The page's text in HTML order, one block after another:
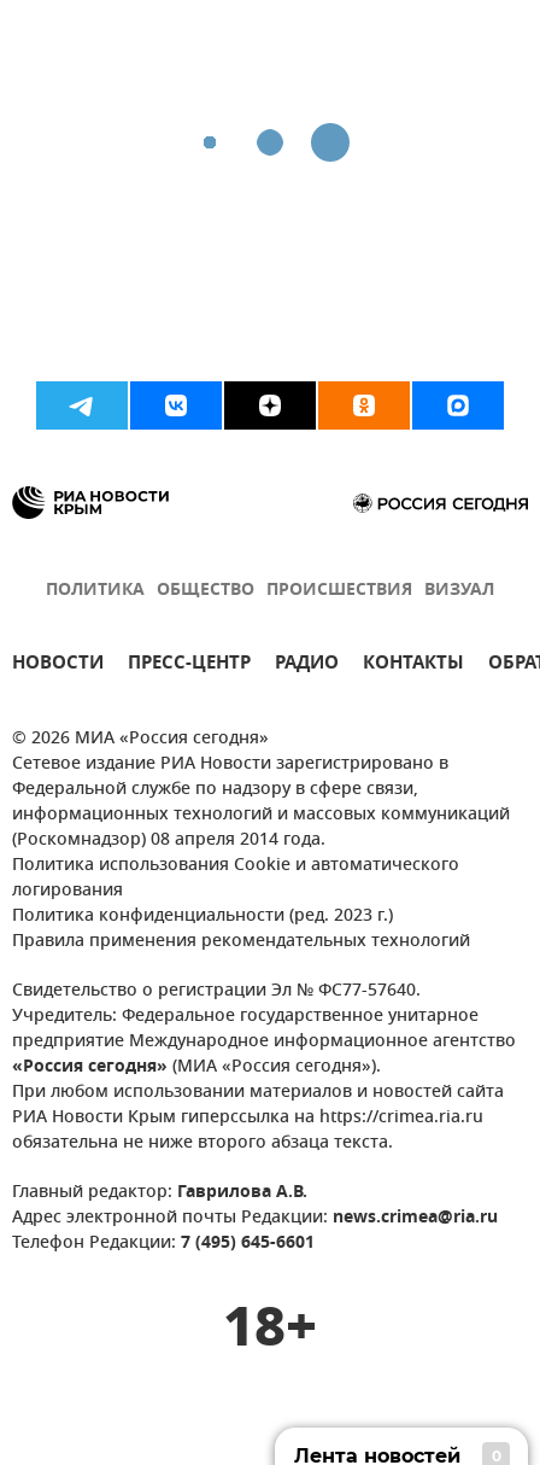
ПОЛИТИКА ОБЩЕСТВО ПРОИСШЕСТВИЯ ВИЗУАЛ
НОВОСТИ ПРЕСС-ЦЕНТР РАДИО КОНТАКТЫ
© 2026 МИА «Россия сегодня»
Сетевое издание РИА Новости зарегистрировано в
Федеральной службе по надзору в сфере связи,
информационных технологий и массовых коммуникаций
(Роскомнадзор) 08 апреля 2014 года.
Политика использования Cookie и автоматического
логирования
Политика конфиденциальности (ред. 2023 г.)
Правила применения рекомендательных технологий
Свидетельство о регистрации Эл № ФС77-57640.
Учредитель: Федеральное государственное унитарное
предприятие Международное информационное агентство
«Россия сегодня» (МИА «Россия сегодня»).
При любом использовании материалов и новостей сайта
РИА Новости Крым гиперссылка на https://crimea.ria.ru
обязательна не ниже второго абзаца текста.
Главный редактор: Гаврилова А.В.
Адрес электронной почты Редакции: news.crimea@ria.ru
Телефон Редакции: 7 (495) 645-6601
18+
Лента новостей 0